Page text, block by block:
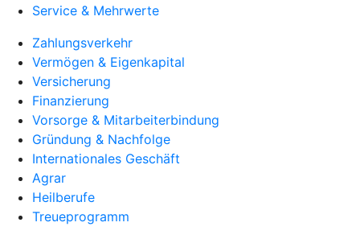
Service & Mehrwerte
Zahlungsverkehr
Vermögen & Eigenkapital
Versicherung
Finanzierung
Vorsorge & Mitarbeiterbindung
Gründung & Nachfolge
Internationales Geschäft
Agrar
Heilberufe
Treueprogramm